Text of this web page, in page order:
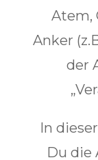
Atem,
Anker
der
In
Du die